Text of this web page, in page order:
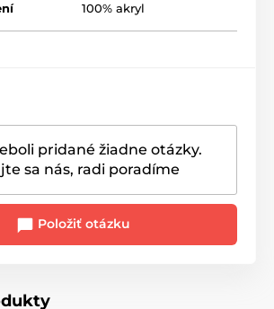
100% akryl
pridané žiadne otázky.
sa nás, radi poradíme
Položiť otázku